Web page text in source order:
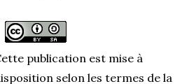
publication est mise à
selon les termes de la